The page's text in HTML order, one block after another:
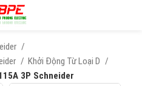
Khởi Động Từ Loại D
3P Schneider